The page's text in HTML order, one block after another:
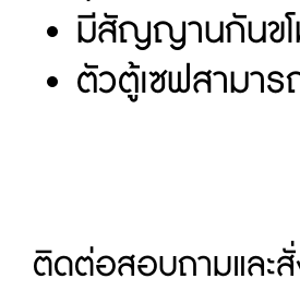
มีสัญญานกันขโ
ตัวตู้เซฟสามา
ติดต่อสอบถามและ